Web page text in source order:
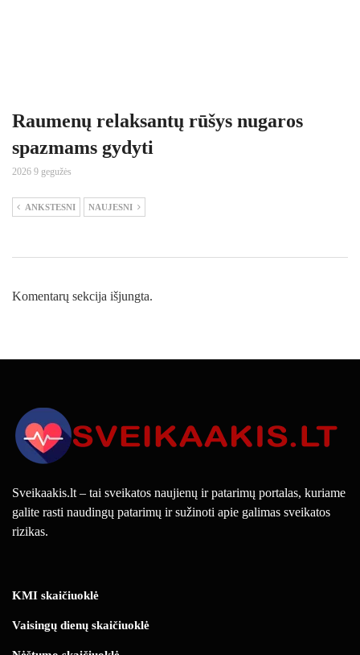
Raumenų relaksantų rūšys nugaros
spazmams gydyti
2026 9 gegužės
ANKSTESNI NAUJESNI
Komentarų sekcija išjungta.
Sveikaakis.lt – tai sveikatos naujienų ir patarimų portalas, kuriame
galite rasti naudingų patarimų ir sužinoti apie galimas sveikatos
rizikas.
KMI skaičiuoklė
Vaisingų dienų skaičiuoklė